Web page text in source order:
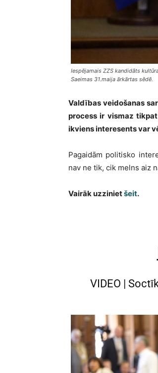
Iespējamais ZZS kandidāts
Saeimas 31.maija ārkārtas sēdē.
Valdības veidošanas
process ir vismaz
ikviens interesents var
Pagaidām politisko
nav ne tik, cik melns aiz
Vairāk uzzinietšeit.
VIDEO |